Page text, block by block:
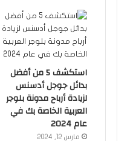
استكشف 5 من أفضل
بدائل جوجل أدسنس
لزيادة أرباح مدونة بلوجر
العربية الخاصة بك في
عام 2024
مارس 12, 2024